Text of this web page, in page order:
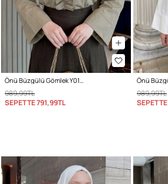
989,99TL
SEPETTE791,99TL
989,99TL
SEPETTE